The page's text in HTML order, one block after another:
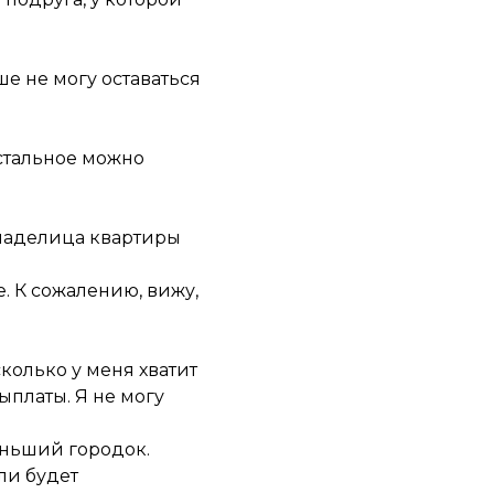
не могу оставаться
можно
квартиры
К сожалению, вижу,
у меня хватит
Я не могу
городок.
будет